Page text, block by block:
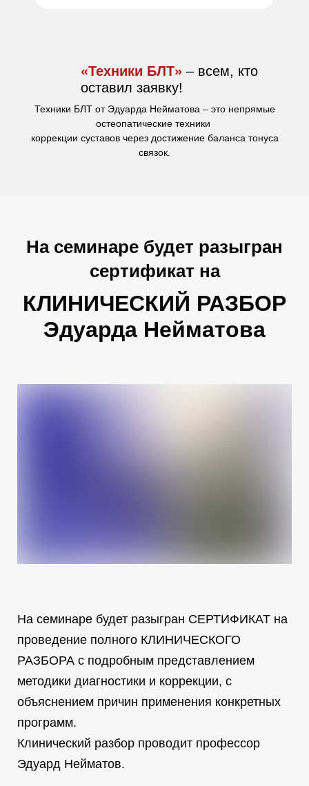
«Техники БЛТ» – всем, кто
оставил заявку!
Техники БЛТ от Эдуарда Нейматова – это непрямые
остеопатические техники
коррекции суставов через достижение баланса тонуса
связок.
На семинаре будет разыгран
сертификат на
КЛИНИЧЕСКИЙ РАЗБОР
Эдуарда Нейматова
На семинаре будет разыгран СЕРТИФИКАТ на
проведение полного КЛИНИЧЕСКОГО
РАЗБОРА с подробным представлением
методики диагностики и коррекции, с
объяснением причин применения конкретных
программ.
Клинический разбор проводит профессор
Эдуард Нейматов.